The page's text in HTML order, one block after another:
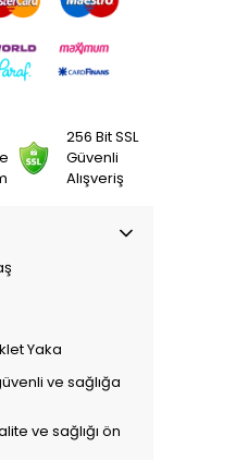
256 Bit SSL
Güvenli
Alışveriş
Yaka
ve sağlığa
ve sağlığı ön